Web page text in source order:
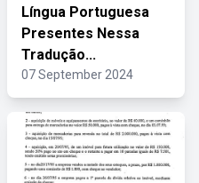
Língua Portuguesa
Presentes Nessa
Tradução...
07 September 2024